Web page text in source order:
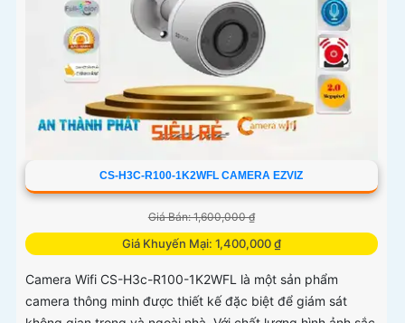
CS-H3C-R100-1K2WFL CAMERA EZVIZ
Giá Bán: 1,600,000 ₫
Giá Khuyến Mại: 1,400,000 ₫
Camera Wifi CS-H3c-R100-1K2WFL là một sản phẩm
camera thông minh được thiết kế đặc biệt để giám sát